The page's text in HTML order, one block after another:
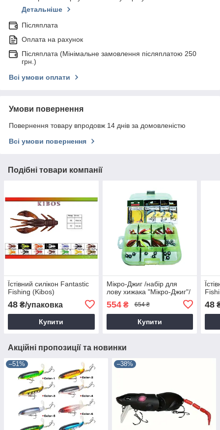
Детальніше
Післяплата
Оплата на рахунок
Післяплата (Мінімальне замовлення післяплатою 250
грн.)
Всі умови оплати
Умови повернення
Повернення товару впродовж 14 днів за домовленістю
Всі умови повернення
Подібні товари компанії
Їстівний силікон Fantastic
Fishing (Kibos)
48 ₴/упаковка
Купити
Мікро-Джиг /набір для
лову хижака "Мікро-Джиг"/
554₴ 654 ₴
Купити
48
Акційні пропозиції та новинки
–51% –38%